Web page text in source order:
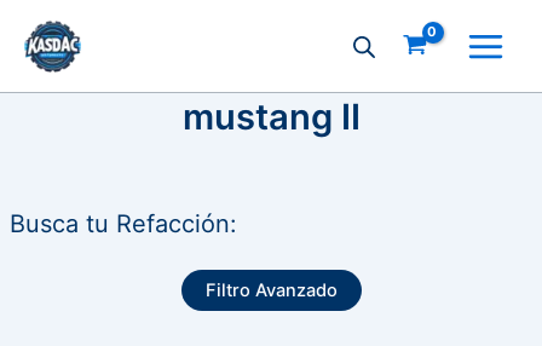
contenido
mustang II
Busca tu Refacción:
Filtro Avanzado